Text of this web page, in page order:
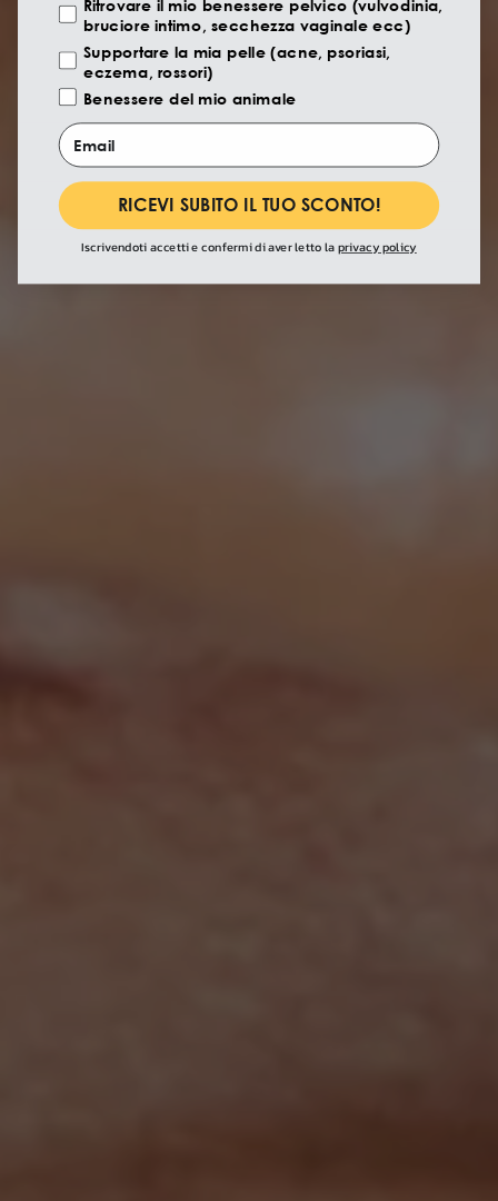
Ritrovare il mio benessere pelvico (vulvodinia,
bruciore intimo, secchezza vaginale ecc)
Supportare la mia pelle (acne, psoriasi,
eczema, rossori)
Benessere del mio animale
Email
RICEVI SUBITO IL TUO SCONTO!
Iscrivendoti accetti e confermi di aver letto laprivacy policy